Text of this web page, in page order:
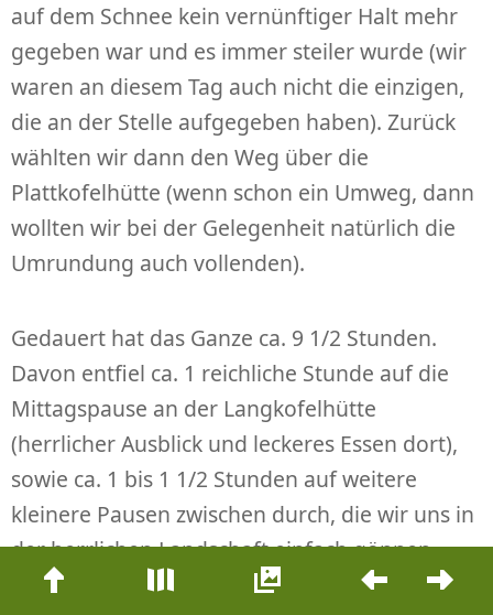
Beitrags-
Navigation
auf dem Schnee kein vernünftiger Halt mehr
gegeben war und es immer steiler wurde (wir
waren an diesem Tag auch nicht die einzigen,
die an der Stelle aufgegeben haben). Zurück
wählten wir dann den Weg über die
Plattkofelhütte (wenn schon ein Umweg, dann
wollten wir bei der Gelegenheit natürlich die
Umrundung auch vollenden).
Gedauert hat das Ganze ca. 9 1/2 Stunden.
Davon entfiel ca. 1 reichliche Stunde auf die
Mittagspause an der Langkofelhütte
(herrlicher Ausblick und leckeres Essen dort),
sowie ca. 1 bis 1 1/2 Stunden auf weitere
kleinere Pausen zwischen durch, die wir uns in
der herrlichen Landschaft einfach gönnen
wollten. Hinzu kommt natürlich der im